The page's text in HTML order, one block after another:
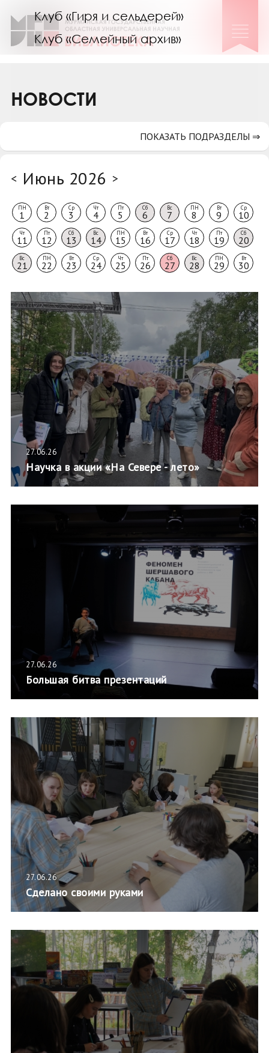
Клуб «Гиря и сельдерей»
Клуб «Семейный архив»
Коллегам
НОВОСТИ
< Июнь 2026 >
ПН
1
Вт
2
Ср
3
Чт
4
Пт
5
Сб
6
Вс
7
ПН
8
Вт
9
Ср
10
Чт
11
Пт
12
Сб
13
Вс
14
ПН
15
Вт
16
Ср
17
Чт
18
Пт
19
Сб
20
Вс
21
ПН
22
Вт
23
Ср
24
Чт
25
Пт
26
Сб
27
Вс
28
ПН
29
Вт
30
27.06.26
Научка в акции «На Севере - лето»
27.06.26
Большая битва презентаций
27.06.26
Сделано своими руками
ПОКАЗАТЬ ПОДРАЗДЕЛЫ ⇒